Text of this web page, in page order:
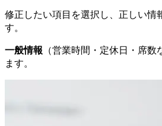
修正したい項目を選択し、正しい情
す。
一般情報 （営業時間・定休日・席
ます。